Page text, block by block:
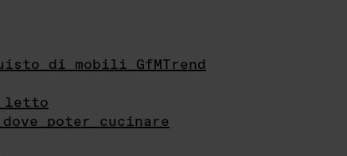
di mobili GfMTrend
letto
poter cucinare